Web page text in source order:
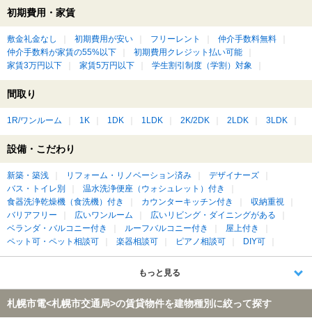
初期費用・家賃
敷金礼金なし 初期費用が安い フリーレント
仲介手数料無料
仲介手数料が家賃の55%以下
初期費用クレジット払い可能
家賃3万円以下
家賃5万円以下 学生割引制度（学割）対象
間取り
1R/ワンルーム 1K 1DK 1LDK 2K/2DK 2LDK 3LDK
設備・こだわり
新築・築浅 リフォーム・リノベーション済み
デザイナーズ
バス・トイレ別
温水洗浄便座（ウォシュレット）付き
食器洗浄乾燥機（食洗機）付き
カウンターキッチン付き
収納重視
バリアフリー
広いワンルーム
広いリビング・ダイニングがある
ベランダ・バルコニー付き
ルーフバルコニー付き
屋上付き
ペット可・ペット相談可
楽器相談可 ピアノ相談可 DIY可
もっと見る
札幌市電<札幌市交通局>の賃貸物件を建物種別に絞って探す